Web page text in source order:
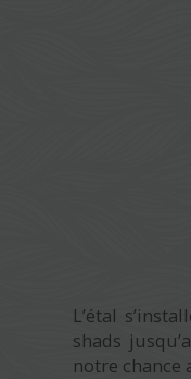
L’étal
shads
notre chance